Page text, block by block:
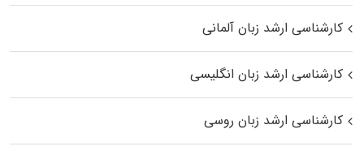
کارشناسی ارشد زبان آلمانی
کارشناسی ارشد زبان انگلیسی
کارشناسی ارشد زبان روسی